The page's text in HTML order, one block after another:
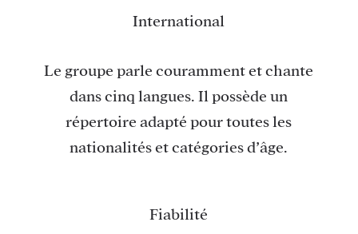
International
Le groupe parle couramment et chante
dans cinq langues. Il possède un
répertoire adapté pour toutes les
nationalités et catégories d’âge.
Fiabilité